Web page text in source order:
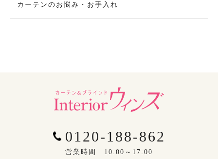
カーテンのお悩み・お手入れ
0120-188-862
営業時間 10:00～17:00